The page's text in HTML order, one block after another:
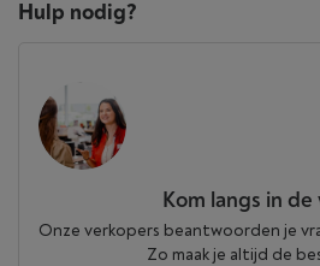
Hulp nodig?
Kom langs in de
Onze verkopers beantwoorden je
Zo maak je altijd de